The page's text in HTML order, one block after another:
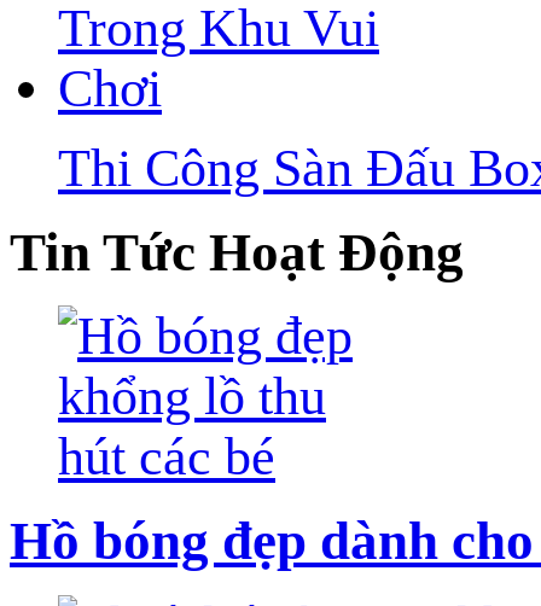
Thi Công Sàn Đấu
Tin Tức Hoạt Động
Hồ bóng đẹp dành